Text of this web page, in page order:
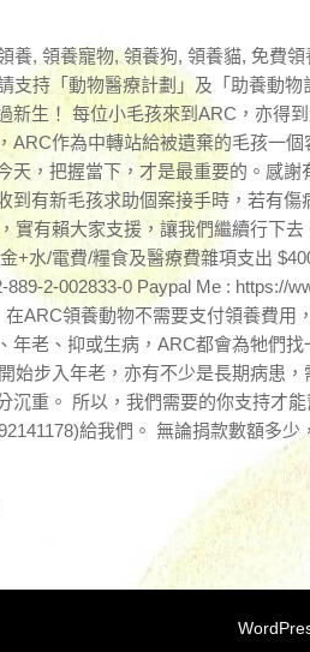
, 領養寵物, 領養狗, 領養貓, 免費
支持「動物醫療計劃」及「助養動
新生！ 每位小毛孩來到ARC，亦得
ARC作為中轉站給被遺棄的毛孩一
天，把握當下，才是最重要的。感
到有新毛孩求助個案接手時，若有傷
實有賴大家支援，讓我們繼續行下
+水/電費/糧食及醫療費雜項支出
889-2-002833-0 Paypal Me : https://
ARC領養動物不需要支付領養費用
年老、抑或生病，ARC都會為牠們
始步入年老，亦有不少是長期病患
沉重。 所以，我們需要的你支持才
給我們。 無論捐款數額多少